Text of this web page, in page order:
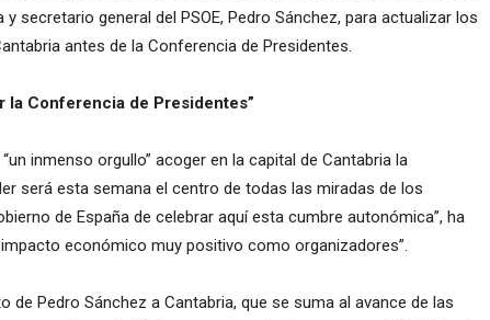
secretario general del PSOE, Pedro Sánchez, para actualizar los
antes de la Conferencia de Presidentes.
la Conferencia de Presidentes”
inmenso orgullo” acoger en la capital de Cantabria la
será esta semana el centro de todas las miradas de los
de España de celebrar aquí esta cumbre autonómica”, ha
económico muy positivo como organizadores”.
de Pedro Sánchez a Cantabria, que se suma al avance de las